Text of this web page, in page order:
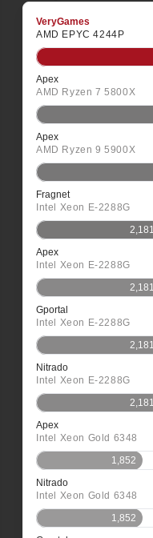
VeryGames
AMD EPYC 4244P
Apex
AMD Ryzen 7 5800X
Apex
AMD Ryzen 9 5900X
Fragnet
Intel Xeon E-2288G
2,181
Apex
Intel Xeon E-2288G
2,181
Gportal
Intel Xeon E-2288G
2,181
Nitrado
Intel Xeon E-2288G
2,181
Apex
Intel Xeon Gold 6348
1,852
Nitrado
Intel Xeon Gold 6348
1,852